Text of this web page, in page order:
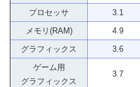
プロセッサ
3.1
メモリ(RAM)
4.9
グラフィックス
3.6
ゲーム用
グラフィックス
3.7